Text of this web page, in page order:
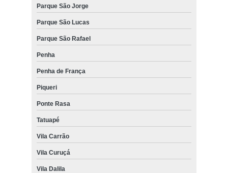
Parque São Jorge
Parque São Lucas
Parque São Rafael
Penha
Penha de França
Piqueri
Ponte Rasa
Tatuapé
Vila Carrão
Vila Curuçá
Vila Dalila